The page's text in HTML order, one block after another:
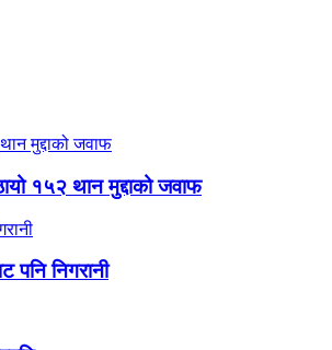
१५२ थान मुद्दाको जवाफ
पनि निगरानी